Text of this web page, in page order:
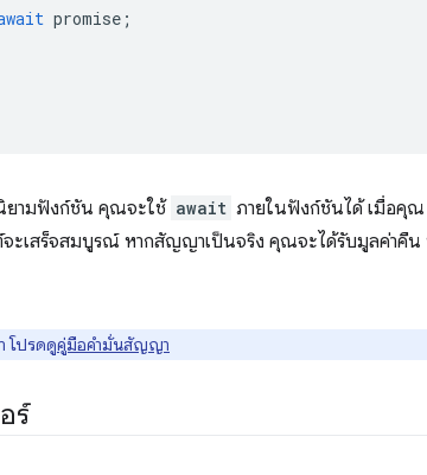
promise ;
ยามฟังก์ชัน คุณจะใช้ await ภายในฟังก์ชันได้ เมื่อคุณ
เสร็จสมบูรณ์ หากสัญญาเป็นจริง คุณจะได้รับมูลค่าคืน
โปรดดูคู่มือคำมั่นสัญญา
ร์